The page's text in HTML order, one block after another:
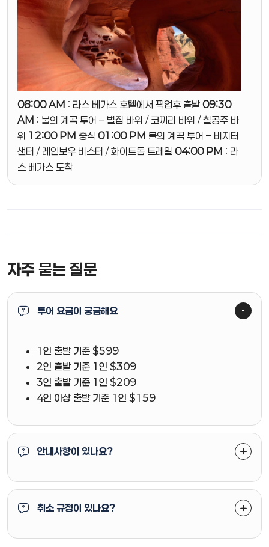
08:00 AM : 라스 베가스 호텔에서 픽업후 출발 09:30
AM : 불의 계곡 투어 – 벌집 바위 / 코끼리 바위 / 칠공주 바
위 12:00 PM 중식 01:00 PM 불의 계곡 투어 – 비지터
샌터 / 레인보우 비스터 / 화이트돔 트레일 04:00 PM : 라
스 베가스 도착
자주 묻는 질문
투어 요금이 궁금해요
1인 출발 기준 $599
2인 출발 기준 1인 $309
3인 출발 기준 1인 $209
4인 이상 출발 기준 1인 $159
안내사항이 있나요?
취소 규정이 있나요?